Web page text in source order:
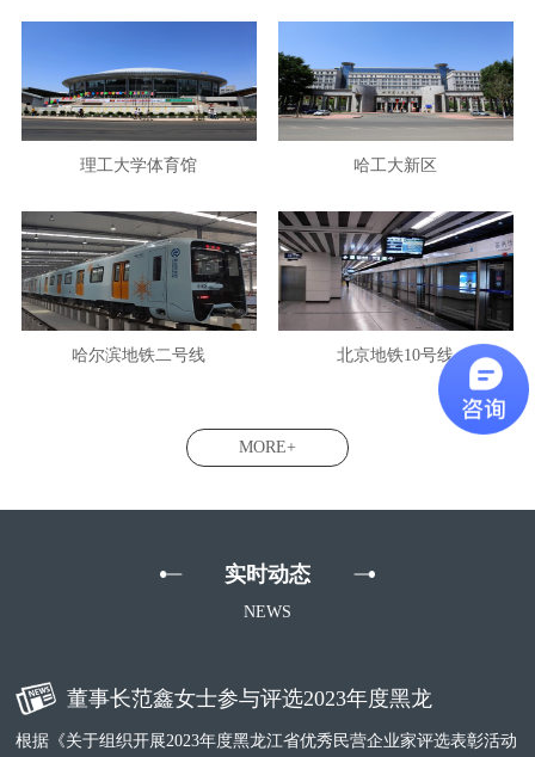
理工大学体育馆 哈工大新区
哈尔滨地铁二号线 北京地铁10号线
MORE+
实时动态
NEWS
董事长范鑫女士参与评选2023年度黑龙
根据《关于组织开展2023年度黑龙江省优秀民营企业家评选表彰活动